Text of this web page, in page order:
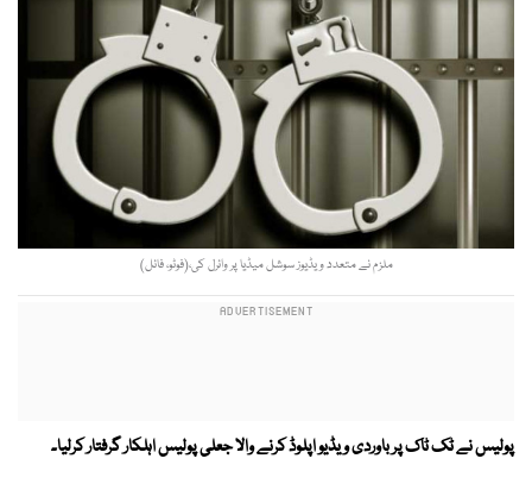
ملزم نے متعدد ویڈیوز سوشل میڈیا پر وائرل کی،(فوٹو، فائل)
پولیس نے ٹک ٹاک پر باوردی ویڈیو اپلوڈ کرنے والا جعلی پولیس اہلکار گرفتار کرلیا۔